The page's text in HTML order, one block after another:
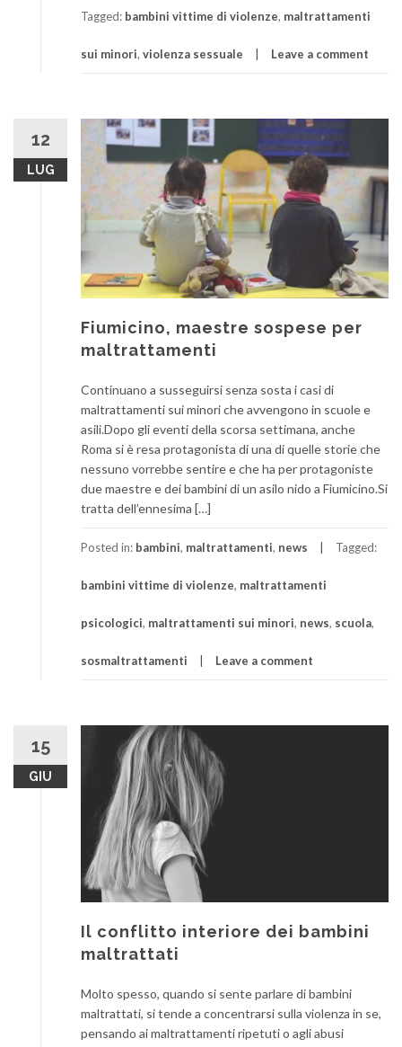
Tagged: bambini vittime di violenze, maltrattamenti
sui minori, violenza sessuale Leave a comment
12
LUG
Fiumicino, maestre sospese per
maltrattamenti
Continuano a susseguirsi senza sosta i casi di
maltrattamenti sui minori che avvengono in scuole e
asili.Dopo gli eventi della scorsa settimana, anche
Roma si è resa protagonista di una di quelle storie che
nessuno vorrebbe sentire e che ha per protagoniste
due maestre e dei bambini di un asilo nido a Fiumicino.Si
tratta dell’ennesima […]
Posted in: bambini, maltrattamenti, news Tagged:
bambini vittime di violenze, maltrattamenti
psicologici, maltrattamenti sui minori, news, scuola,
sosmaltrattamenti Leave a comment
15
GIU
Il conflitto interiore dei bambini
maltrattati
Molto spesso, quando si sente parlare di bambini
maltrattati, si tende a concentrarsi sulla violenza in se,
pensando ai maltrattamenti ripetuti o agli abusi